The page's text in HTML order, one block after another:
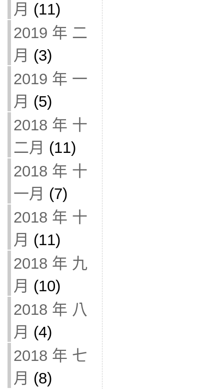
月 (11)
2019 年 二
月 (3)
2019 年 一
月 (5)
2018 年 十
二月 (11)
2018 年 十
一月 (7)
2018 年 十
月 (11)
2018 年 九
月 (10)
2018 年 八
月 (4)
2018 年 七
月 (8)